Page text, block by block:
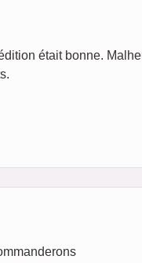
était bonne.